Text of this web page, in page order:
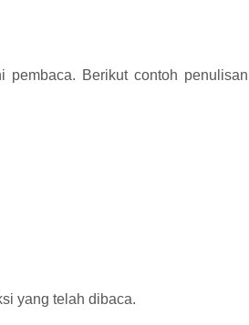
pembaca. Berikut contoh penulisan
yang telah dibaca.